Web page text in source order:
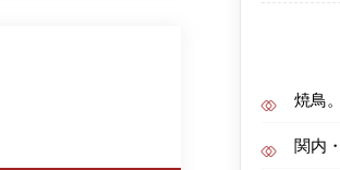
焼鳥
関内